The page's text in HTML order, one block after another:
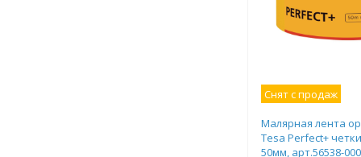
Снят с продаж
Малярная лента
Tesa Perfect+
50мм, арт.56538-